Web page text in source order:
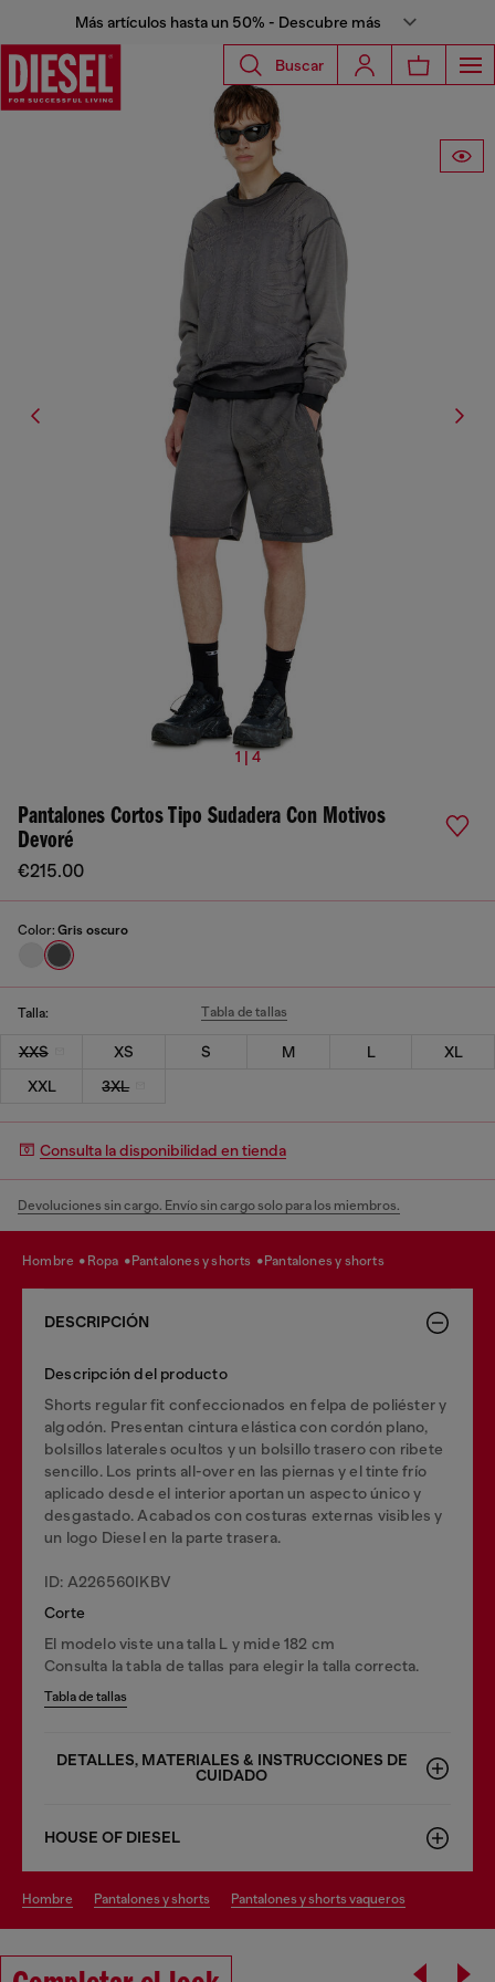
Más artículos hasta un 50% - Descubre más
Buscar
1 | 4
Pantalones Cortos Tipo Sudadera Con Motivos
Devoré
€215.00
Color: Gris oscuro
Talla: Tabla de tallas
XXS XS S M L
XL
XXL
3XL
Consulta la disponibilidad en tienda
Devoluciones sin cargo. Envío sin cargo solo para los miembros.
hombre ropa pantalones y shorts pantalones y shorts
DESCRIPCIÓN
Descripción del producto
Shorts regular fit confeccionados en felpa de poliéster y
algodón. Presentan cintura elástica con cordón plano,
bolsillos laterales ocultos y un bolsillo trasero con ribete
sencillo. Los prints all-over en las piernas y el tinte frío
aplicado desde el interior aportan un aspecto único y
desgastado. Acabados con costuras externas visibles y
un logo Diesel en la parte trasera.
ID: A226560IKBV
Corte
El modelo viste una talla L y mide 182 cm
Consulta la tabla de tallas para elegir la talla correcta.
Tabla de tallas
DETALLES, MATERIALES & INSTRUCCIONES DE
CUIDADO
HOUSE OF DIESEL
hombre pantalones y shorts pantalones y shorts vaqueros